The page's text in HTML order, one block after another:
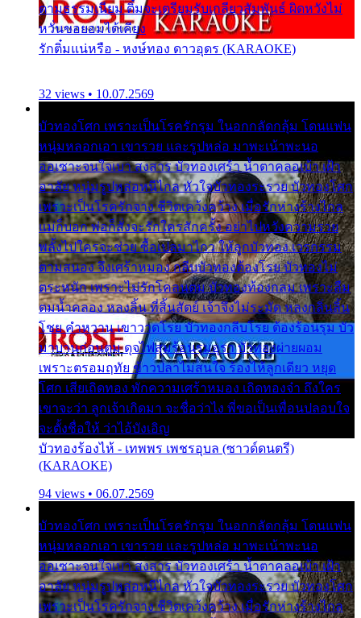
ตามธรรมเนียม ติ๋มจะเตรียมรับเกลียวสัมพันธ์ ผิดหวังไม่
หวั่นขอยอมได้เคียง
รักติ๋มแน่หรือ - หงษ์ทอง ดาวอุดร (KARAOKE)
32 views • 10.07.2569
บัวทองโศก เพราะเป็นโรครักรุม ในอกกลัดกลุ้ม โดนแฟน
หนุ่มหลอกเอา เขารวย และรูปหล่อ มาพะเน้าพะนอ
ออเซาะจนใจเบา สงสาร บัวทองเศร้า น้ำตาคลอเบ้า เฝ้า
อาลัย หนุ่มรูปหล่อหนีไกล หัวใจบัวทองระรวย บัวทองโศก
เพราะเป็นโรครักจาง ชีวิตเคว้งคว้าง เมื่อรักห่างร้างไกล
แม่ก็บอก พ่อก็สั่งจะรักใครสักครั้ง อย่าไปหวังความรวย
พลั้งไปใครจะช่วย ซื้อเปลมาไกว ให้ลูกบัวทอง เวรกรรม
ตามสนอง จึงเศร้าหมอง กลีบบัวทองต้องโรย บัวทองไม่
ตระหนัก เพราะไม่รักโคลนตม บัวทองท้องกลม เพราะลืม
ตมน้ำคลอง หลงลิ้น ที่สิ้นสัตย์ เจ้าจึงไม่ระมัด หลงกลิ่นลิ้น
โชย คำหวาน เขาวาดโรย บัวทองกลีบโรย ต้องร้อนรุม บัว
มาบานก่อนตูม ดุจไฟสุมร้อนรุมอุรา บัวทองผ่ายผอม
เพราะตรอมฤทัย ข้าวปลาไม่สนใจ ร้องไห้ลูกเดียว หยุด
โศก เสียเถิดทอง พักความเศร้าหมอง เถิดทองจ๋า ถึงใคร
เขาจะว่า ลูกเจ้าเกิดมา จะชื่อว่าไง พี่ขอเป็นเพื่อนปลอบใจ
จะตั้งชื่อให้ ว่าไอ้บังเอิญ
บัวทองร้องไห้ - เทพพร เพชรอุบล (ซาวด์ดนตรี)
(KARAOKE)
94 views • 06.07.2569
บัวทองโศก เพราะเป็นโรครักรุม ในอกกลัดกลุ้ม โดนแฟน
หนุ่มหลอกเอา เขารวย และรูปหล่อ มาพะเน้าพะนอ
ออเซาะจนใจเบา สงสาร บัวทองเศร้า น้ำตาคลอเบ้า เฝ้า
อาลัย หนุ่มรูปหล่อหนีไกล หัวใจบัวทองระรวย บัวทองโศก
เพราะเป็นโรครักจาง ชีวิตเคว้งคว้าง เมื่อรักห่างร้างไกล